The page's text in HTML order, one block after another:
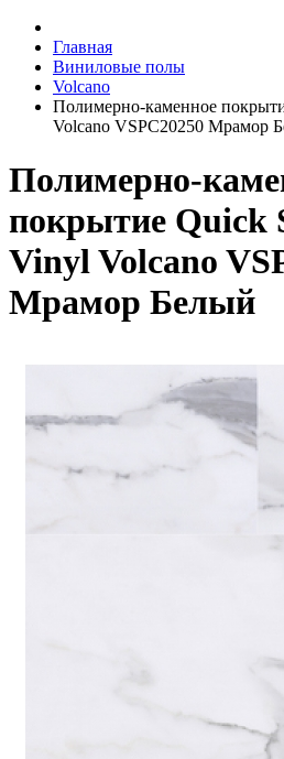
Главная
Виниловые полы
Volcano
Полимерно-каменное
Volcano VSPC20250 Мрамор
Полимерно-
покрытие Quick
Vinyl Volcano
Мрамор Белый